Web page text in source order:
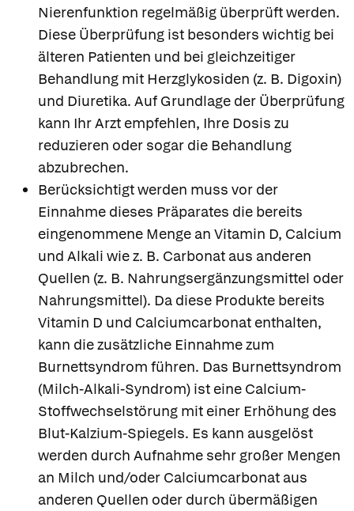
Nierenfunktion regelmäßig überprüft werden.
Diese Überprüfung ist besonders wichtig bei
älteren Patienten und bei gleichzeitiger
Behandlung mit Herzglykosiden (z. B. Digoxin)
und Diuretika. Auf Grundlage der Überprüfung
kann Ihr Arzt empfehlen, Ihre Dosis zu
reduzieren oder sogar die Behandlung
abzubrechen.
Berücksichtigt werden muss vor der
Einnahme dieses Präparates die bereits
eingenommene Menge an Vitamin D, Calcium
und Alkali wie z. B. Carbonat aus anderen
Quellen (z. B. Nahrungsergänzungsmittel oder
Nahrungsmittel). Da diese Produkte bereits
Vitamin D und Calciumcarbonat enthalten,
kann die zusätzliche Einnahme zum
Burnettsyndrom führen. Das Burnettsyndrom
(Milch-Alkali-Syndrom) ist eine Calcium-
Stoffwechselstörung mit einer Erhöhung des
Blut-Kalzium-Spiegels. Es kann ausgelöst
werden durch Aufnahme sehr großer Mengen
an Milch und/oder Calciumcarbonat aus
anderen Quellen oder durch übermäßigen